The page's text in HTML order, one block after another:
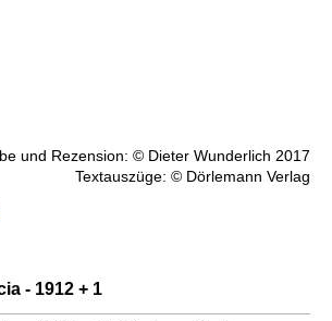
und Rezension: © Dieter Wunderlich 2017
Textauszüge: © Dörlemann Verlag
- 1912 + 1